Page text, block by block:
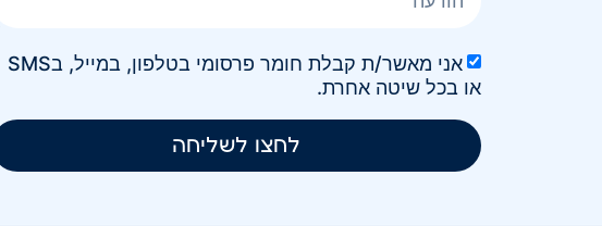
אני מאשר/ת קבלת חומר פרסומי בטלפון, במייל, בSMS
או בכל שיטה אחרת.
לחצו לשליחה